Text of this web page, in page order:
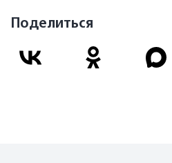
Поделиться